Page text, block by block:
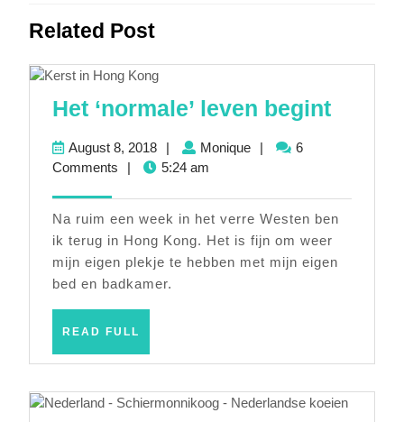
post:
Related Post
Het ‘normale’ leven begintHet
August 8, 2018August
8,
| MoniqueMonique
|
6
Comments
| 5:24 am
Na ruim een week in het verre Westen ben
ik terug in Hong Kong. Het is fijn om weer
mijn eigen plekje te hebben met mijn eigen
bed en badkamer.
READ FULL